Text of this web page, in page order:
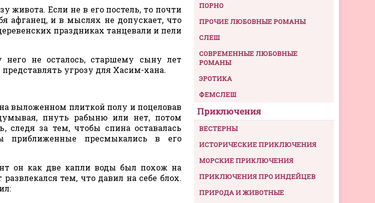
Если не в его постель, то почти
афганец, и в мыслях не допускает, что
праздниках танцевали и пели
не осталось, старшему сыну лет
угрозу для Хасим-хана.
выложенном плиткой полу и поцеловав
пнуть рабыню или нет, потом
следя за тем, чтобы спина оставалась
приближенные пресмыкались в его
он как две капли воды был похож на
тем, что давил на себе блох.
ПОРНО
ПРОЧИЕ ЛЮБОВНЫЕ РОМАНЫ
СЛЕШ
СОВРЕМЕННЫЕ ЛЮБОВНЫЕ
РОМАНЫ
ЭРОТИКА
ФЕМСЛЕШ
Приключения
ВЕСТЕРНЫ
ИСТОРИЧЕСКИЕ ПРИКЛЮЧЕНИЯ
МОРСКИЕ ПРИКЛЮЧЕНИЯ
ПРИКЛЮЧЕНИЯ ПРО ИНДЕЙЦЕВ
ПРИРОДА И ЖИВОТНЫЕ